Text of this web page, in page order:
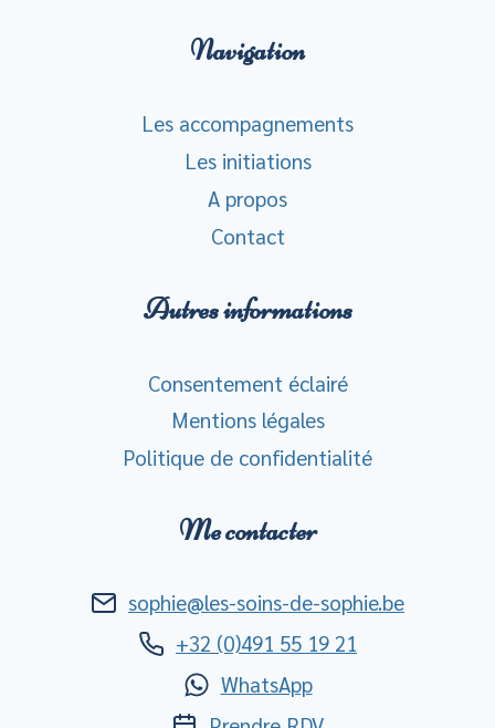
Navigation
Les accompagnements
Les initiations
A propos
Contact
Autres informations
Consentement éclairé
Mentions légales
Politique de confidentialité
Me contacter
sophie@les-soins-de-sophie.be
+32 (0)491 55 19 21
WhatsApp